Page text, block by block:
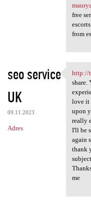
free
from
seo service
UK
09.11.2023
Adres
http://
http://
share.
love it
upon
really
I'll be
again
thank
me